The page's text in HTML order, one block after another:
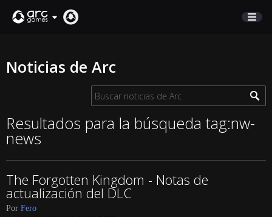
SOPORTE
Français
Italiano
Pусский
Noticias de Arc
Resultados para la búsqueda tag:nw-
news
The Forgotten Kingdom - Notas de
actualización del DLC
Por Fero